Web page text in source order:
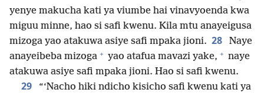
yenye makucha kati ya viumbe hai vinavyoenda kwa
miguu minne, hao si safi kwenu. Kila mtu anayeigusa
mizoga yao atakuwa asiye safi mpaka jioni. 28
Naye
anayeibeba mizoga + yao atafua mavazi yake, + naye
atakuwa asiye safi mpaka jioni. Hao si safi kwenu.
29
“‘Nacho hiki ndicho kisicho safi kwenu kati ya